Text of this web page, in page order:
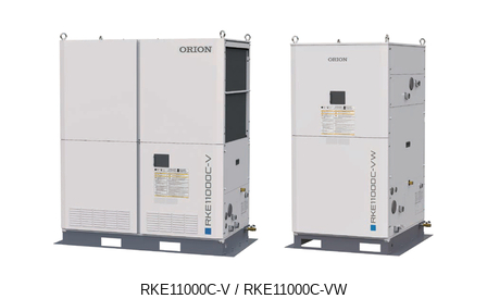
RKE11000C-V / RKE11000C-VW